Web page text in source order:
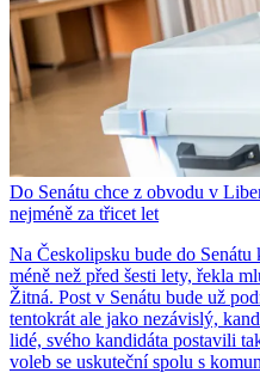
Do Senátu chce z obvodu v
nejméně za třicet let
Na Českolipsku bude do
méně než před šesti lety, řekla
Žitná. Post v Senátu bude už
tentokrát ale jako nezávislý,
lidé, svého kandidáta postavili
voleb se uskuteční spolu s